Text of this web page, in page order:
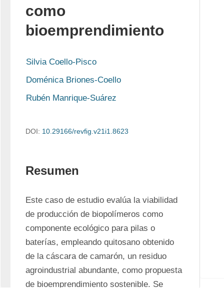
como
bioemprendimiento
Silvia Coello-Pisco
Doménica Briones-Coello
Rubén Manrique-Suárez
DOI: 10.29166/revﬁg.v21i1.8623
Resumen
Este caso de estudio evalúa la viabilidad
de producción de biopolímeros como
componente ecológico para pilas o
baterías, empleando quitosano obtenido
de la cáscara de camarón, un residuo
agroindustrial abundante, como propuesta
de bioemprendimiento sostenible. Se